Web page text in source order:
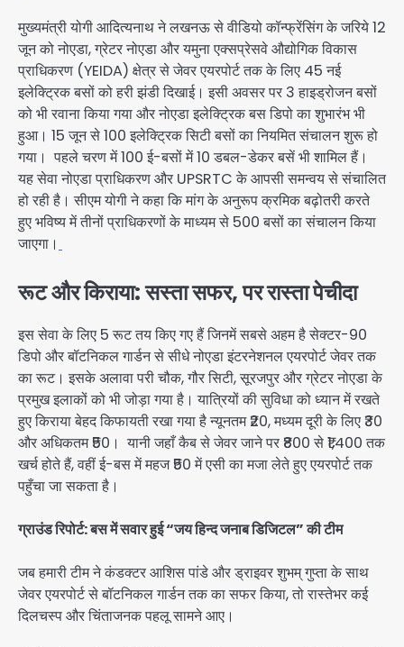
मुख्यमंत्री योगी आदित्यनाथ ने लखनऊ से वीडियो कॉन्फ्रेंसिंग के जरिये 12
जून को नोएडा, ग्रेटर नोएडा और यमुना एक्सप्रेसवे औद्योगिक विकास
प्राधिकरण (YEIDA) क्षेत्र से जेवर एयरपोर्ट तक के लिए 45 नई
इलेक्ट्रिक बसों को हरी झंडी दिखाई। इसी अवसर पर 3 हाइड्रोजन बसों
को भी रवाना किया गया और नोएडा इलेक्ट्रिक बस डिपो का शुभारंभ भी
हुआ। 15 जून से 100 इलेक्ट्रिक सिटी बसों का नियमित संचालन शुरू हो
गया। पहले चरण में 100 ई-बसों में 10 डबल-डेकर बसें भी शामिल हैं।
यह सेवा नोएडा प्राधिकरण और UPSRTC के आपसी समन्वय से संचालित
हो रही है। सीएम योगी ने कहा कि मांग के अनुरूप क्रमिक बढ़ोतरी करते
हुए भविष्य में तीनों प्राधिकरणों के माध्यम से 500 बसों का संचालन किया
जाएगा।
रूट और किराया: सस्ता सफर, पर रास्ता पेचीदा
इस सेवा के लिए 5 रूट तय किए गए हैं जिनमें सबसे अहम है सेक्टर-90
डिपो और बॉटनिकल गार्डन से सीधे नोएडा इंटरनेशनल एयरपोर्ट जेवर तक
का रूट। इसके अलावा परी चौक, गौर सिटी, सूरजपुर और ग्रेटर नोएडा के
प्रमुख इलाकों को भी जोड़ा गया है। यात्रियों की सुविधा को ध्यान में रखते
हुए किराया बेहद किफायती रखा गया है न्यूनतम ₹20, मध्यम दूरी के लिए ₹30
और अधिकतम ₹50। यानी जहाँ कैब से जेवर जाने पर ₹800 से ₹1,400 तक
खर्च होते हैं, वहीं ई-बस में महज ₹50 में एसी का मजा लेते हुए एयरपोर्ट तक
पहुँचा जा सकता है।
ग्राउंड रिपोर्ट: बस में सवार हुई “जय हिन्द जनाब डिजिटल” की टीम
जब हमारी टीम ने कंडक्टर आशिस पांडे और ड्राइवर शुभम् गुप्ता के साथ
जेवर एयरपोर्ट से बॉटनिकल गार्डन तक का सफर किया, तो रास्तेभर कई
दिलचस्प और चिंताजनक पहलू सामने आए।